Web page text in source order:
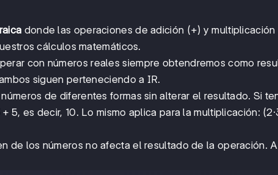
donde las operaciones de adición (+) y multiplicación
cálculos matemáticos.
con números reales siempre obtendremos como
siguen perteneciendo a IR.
de diferentes formas sin alterar el resultado. Si
+ 5, es decir, 10. Lo mismo aplica para la multiplicación:
de los números no afecta el resultado de la operación.